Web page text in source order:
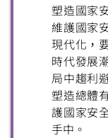
塑造國家
維護國家
現代化，
時代發展
局中趨利
塑造總體
護國家安
手中。